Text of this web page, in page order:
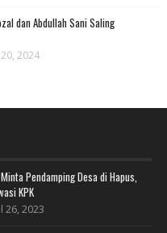
dan Abdullah Sani Saling
20, 2024
Pendamping Desa di Hapus,
KPK
26, 2023